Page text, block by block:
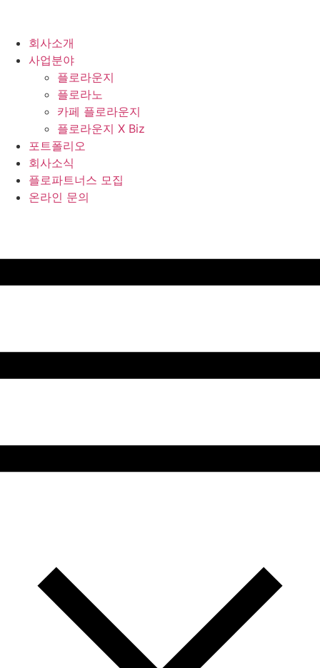
회사소개
사업분야
플로라운지
플로라노
카페 플로라운지
플로라운지 X Biz
포트폴리오
회사소식
플로파트너스 모집
온라인 문의